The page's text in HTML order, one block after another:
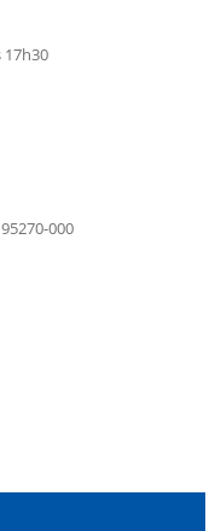
17h30
000